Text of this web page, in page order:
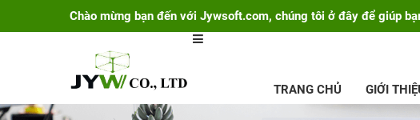
Chào mừng bạn đến với Jywsoft.com, chúng tôi ở đây để giúp
TRANG CHỦ GIỚI